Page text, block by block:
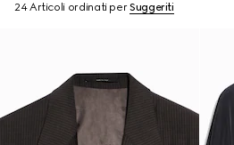
24 Articoli ordinati perSuggeriti